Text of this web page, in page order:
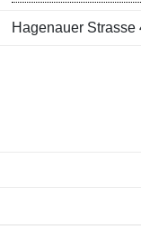
Hagenauer